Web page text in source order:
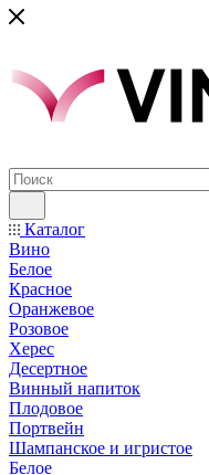
Каталог
Вино
Белое
Красное
Оранжевое
Розовое
Херес
Десертное
Винный напиток
Плодовое
Портвейн
Шампанское и игристое
Белое